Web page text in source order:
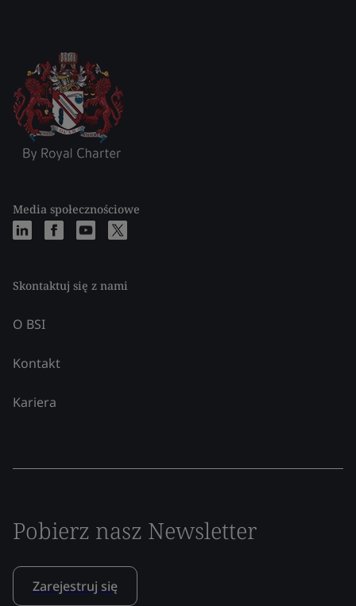
Media społecznościowe
Skontaktuj się z nami
O BSI
Kontakt
Kariera
Pobierz nasz Newsletter
Zarejestruj się